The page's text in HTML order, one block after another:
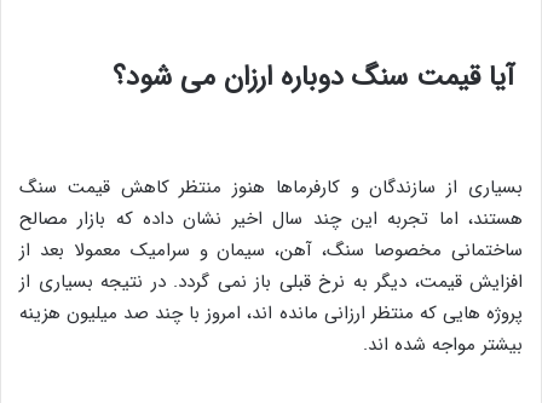
آیا قیمت سنگ دوباره ارزان می شود؟
بسیاری از سازندگان و کارفرماها هنوز منتظر کاهش قیمت سنگ
هستند، اما تجربه این چند سال اخیر نشان داده که بازار مصالح
ساختمانی مخصوصا سنگ، آهن، سیمان و سرامیک معمولا بعد از
افزایش قیمت، دیگر به نرخ قبلی باز نمی گردد. در نتیجه بسیاری از
پروژه هایی که منتظر ارزانی مانده اند، امروز با چند صد میلیون هزینه
بیشتر مواجه شده اند.